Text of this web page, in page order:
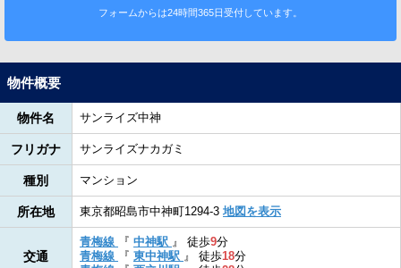
フォームからは24時間365日受付しています。
物件概要
物件名 サンライズ中神
フリガナ サンライズナカガミ
種別 マンション
所在地 東京都昭島市中神町1294-3 地図を表示
交通
青梅線 『 中神駅 』 徒歩9分
青梅線
『 東中神駅 』 徒歩18分